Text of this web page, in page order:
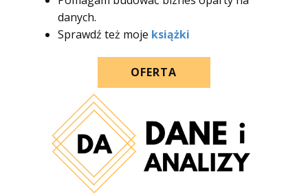
danych.
Sprawdź też moje książki
OFERTA